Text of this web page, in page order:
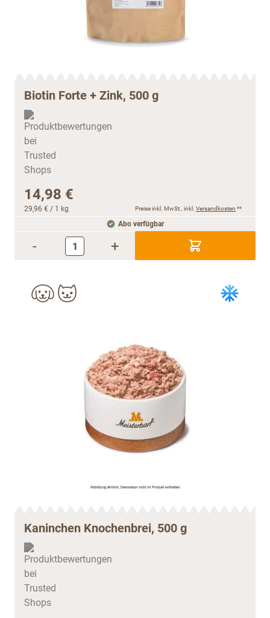
Biotin Forte + Zink, 500 g
14,98 €
29,96 € / 1 kg Preise inkl. MwSt., inkl. Versandkosten **
Abo verfügbar
- +
Kaninchen Knochenbrei, 500 g